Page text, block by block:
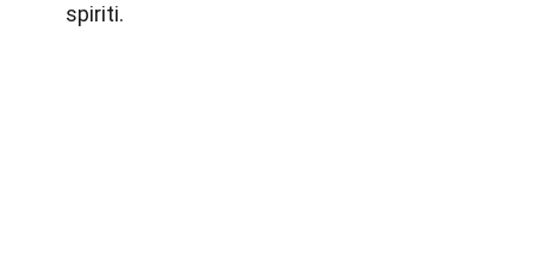
spiriti.